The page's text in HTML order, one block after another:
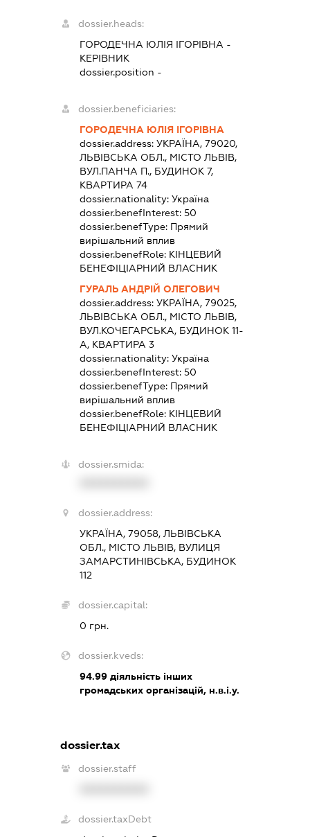
dossier.heads:
ГОРОДЕЧНА ЮЛІЯ ІГОРІВНА -
КЕРІВНИК
dossier.position -
dossier.beneficiaries:
ГОРОДЕЧНА ЮЛІЯ ІГОРІВНА
dossier.address: УКРАЇНА, 79020,
ЛЬВІВСЬКА ОБЛ., МІСТО ЛЬВІВ,
ВУЛ.ПАНЧА П., БУДИНОК 7,
КВАРТИРА 74
dossier.nationality: Україна
dossier.benefInterest: 50
dossier.benefType: Прямий
вирішальний вплив
dossier.benefRole: КІНЦЕВИЙ
БЕНЕФІЦІАРНИЙ ВЛАСНИК
ГУРАЛЬ АНДРІЙ ОЛЕГОВИЧ
dossier.address: УКРАЇНА, 79025,
ЛЬВІВСЬКА ОБЛ., МІСТО ЛЬВІВ,
ВУЛ.КОЧЕГАРСЬКА, БУДИНОК 11-
А, КВАРТИРА 3
dossier.nationality: Україна
dossier.benefInterest: 50
dossier.benefType: Прямий
вирішальний вплив
dossier.benefRole: КІНЦЕВИЙ
БЕНЕФІЦІАРНИЙ ВЛАСНИК
dossier.smida:
dossier.address:
УКРАЇНА, 79058, ЛЬВІВСЬКА
ОБЛ., МІСТО ЛЬВІВ, ВУЛИЦЯ
ЗАМАРСТИНІВСЬКА, БУДИНОК
112
dossier.capital:
0 грн.
dossier.kveds:
94.99діяльність інших
громадських організацій, н.в.і.у.
dossier.tax
dossier.staff
dossier.taxDebt